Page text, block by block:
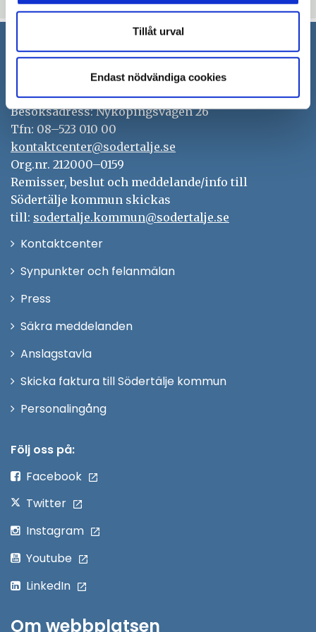
Tillåt urval
Endast nödvändiga cookies
Södertälje kommun
151 89 Södertälje
Besöksadress: Nyköpingsvägen 26
Tfn: 08–523 010 00
kontaktcenter@sodertalje.se
Org.nr. 212000–0159
Remisser, beslut och meddelande/info till
Södertälje kommun skickas
till: sodertalje.kommun@sodertalje.se
KontaktcenterÖppna
Synpunkter och felanmälan
Press
fönster
Säkra meddelanden
Anslagstavla
Skicka faktura till Södertälje kommun
PersonalingångÖppna
Följ oss på:
Facebook
Twitter
Instagram
Youtube
LinkedIn
Om webbplatsen